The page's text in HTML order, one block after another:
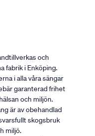
och
fabrik i Enköping.
i alla våra sängar
garanterad frihet
och miljön.
är av obehandlad
skogsbruk
miljö.